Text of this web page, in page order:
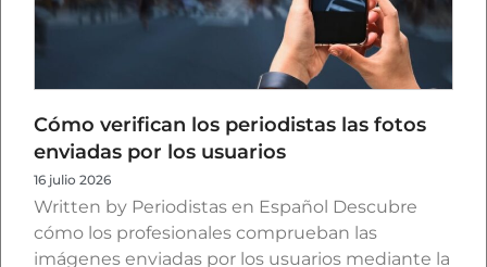
Cómo verifican los periodistas las fotos
enviadas por los usuarios
16 julio 2026
Written by Periodistas en Español Descubre
cómo los profesionales comprueban las
imágenes enviadas por los usuarios mediante la